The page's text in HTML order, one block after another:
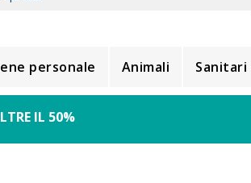
personale Animali Sanitari
IL 50%